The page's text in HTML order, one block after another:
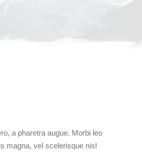
a pharetra augue. Morbi leo
magna, vel scelerisque nisl